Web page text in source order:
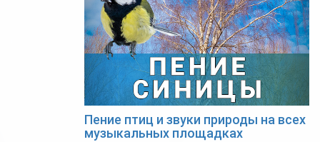
Пение птиц и звуки природы на всех
музыкальных площадках